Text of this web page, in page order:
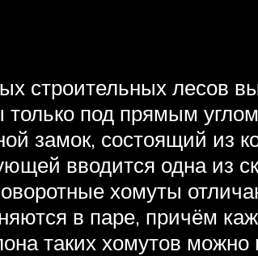
строительных лесов
под прямым
замок, состоящий из
вводится одна из
хомуты
в паре, причём
таких хомутов можно